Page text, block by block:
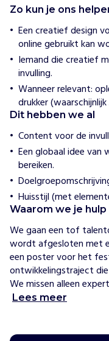
t
e
H
o
e
w
i
j
h
e
l
p
e
n
G
e
o
r
g
e
&
E
r
n
Zo kun je ons
Een creatief design
online gebruikt kan
Iemand die creatief
invulling.
Wanneer relevant:
drukker (waarschijnlijk
Dit hebben we al
Content voor de
Een globaal idee
bereiken.
Huisstijl (met
Waarom we je
We gaan een tof
wordt afgesloten met
een poster voor het
ontwikkelingstraject
We missen alleen
Lees meer